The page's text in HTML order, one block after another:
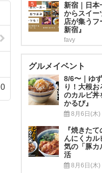
0
5
新宿｜日本
からスイー
店が集う
新宿』
favy
グルメイベント
8/6〜｜ゆ
り！大根
のカルビ丼
かるび』
8月6日(木)
『焼きた
んにくカル
気の「豚カ
活
8月6日(木)